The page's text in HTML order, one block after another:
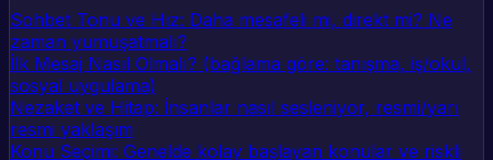
Sohbet Tonu ve Hız: Daha mesafeli mi, direkt mi? Ne
zaman yumuşatmalı?
İlk Mesaj Nasıl Olmalı? (bağlama göre: tanışma, iş/okul,
sosyal uygulama)
Nezaket ve Hitap: İnsanlar nasıl sesleniyor, resmi/yarı
resmi yaklaşım
Konu Seçimi: Genelde kolay başlayan konular ve riskli